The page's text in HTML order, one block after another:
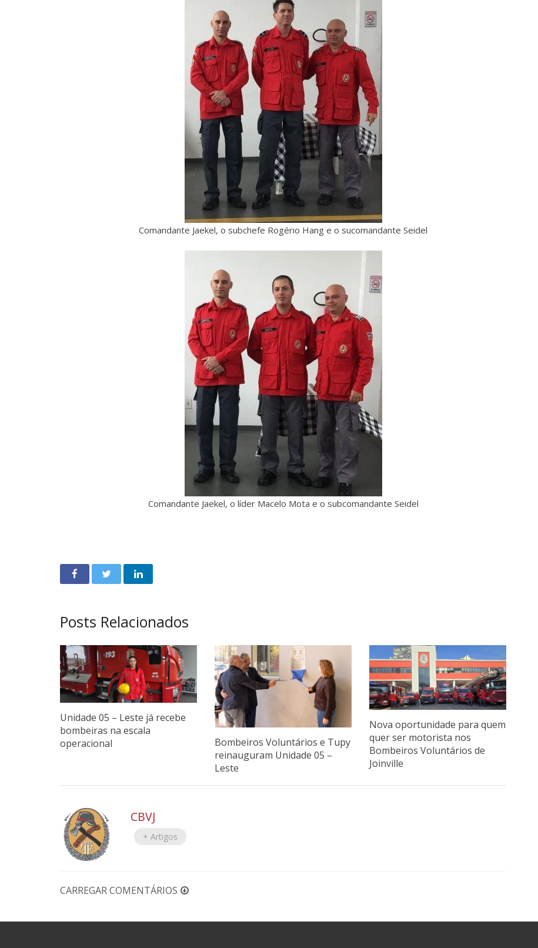
Comandante Jaekel, o subchefe Rogério Hang e o sucomandante Seidel
Comandante Jaekel, o líder Macelo Mota e o subcomandante Seidel
Posts Relacionados
Unidade 05 – Leste já recebe
bombeiras na escala
operacional
Bombeiros Voluntários e Tupy
reinauguram Unidade 05 –
Leste
Nova oportunidade para quem
quer ser motorista nos
Bombeiros Voluntários de
Joinville
CBVJ
+ Artigos
CARREGAR COMENTÁRIOS